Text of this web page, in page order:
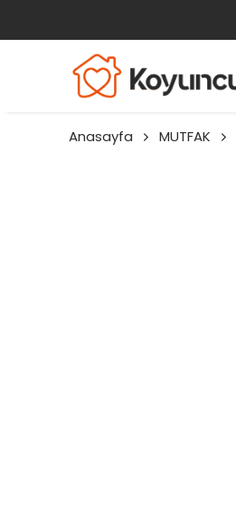
Anasayfa MUTFAK